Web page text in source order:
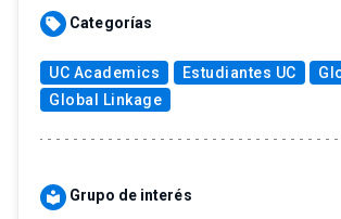
sell Categorías
UC Academics Estudiantes UC
Global Linkage
local_library Grupo de interés